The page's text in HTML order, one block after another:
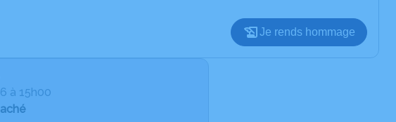
Je rends hommage
à 15h00